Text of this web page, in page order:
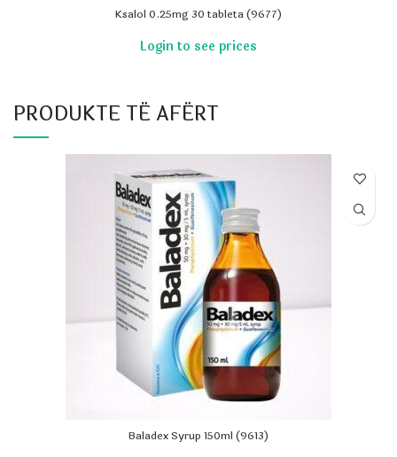
Ksalol 0.25mg 30 tableta (9677)
PRODUKTE TË AFËRT
Baladex Syrup 150ml (9613)